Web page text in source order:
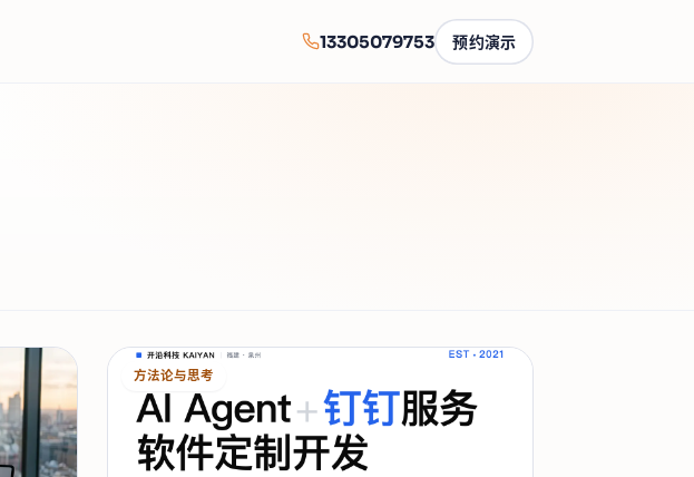
13305079753 预约演示
方法论与思考